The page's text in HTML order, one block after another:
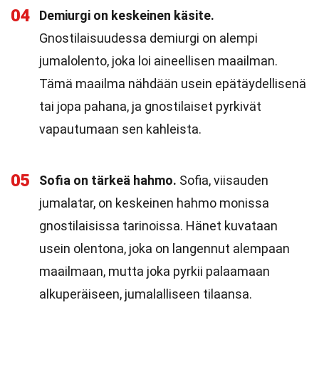
04
Demiurgi on keskeinen käsite.
Gnostilaisuudessa demiurgi on alempi
jumalolento, joka loi aineellisen maailman.
Tämä maailma nähdään usein epätäydellisenä
tai jopa pahana, ja gnostilaiset pyrkivät
vapautumaan sen kahleista.
05 Sofia on tärkeä hahmo. Sofia, viisauden
jumalatar, on keskeinen hahmo monissa
gnostilaisissa tarinoissa. Hänet kuvataan
usein olentona, joka on langennut alempaan
maailmaan, mutta joka pyrkii palaamaan
alkuperäiseen, jumalalliseen tilaansa.